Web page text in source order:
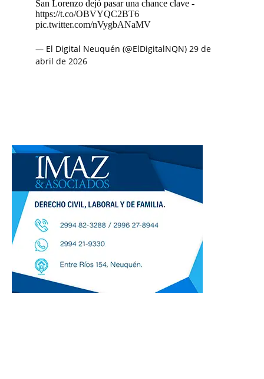
San Lorenzo dejó pasar una chance clave -
https://t.co/OBVYQC2BT6
pic.twitter.com/nVygbANaMV
— El Digital Neuquén (@ElDigitalNQN) 29 de
abril de 2026